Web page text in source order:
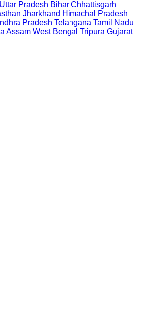
Uttar Pradesh Bihar Chhattisgarh
Jharkhand Himachal Pradesh
Pradesh Telangana Tamil Nadu
Assam West Bengal Tripura Gujarat